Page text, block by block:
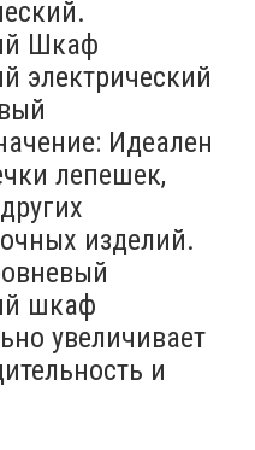
Шкаф
электрический
Идеален
лепешек,
изделий.
шкаф
увеличивает
и